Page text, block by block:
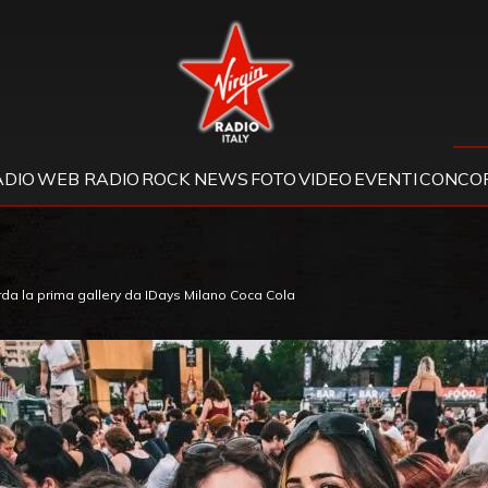
Virgin Radio
WEB RADIO ROCK NEWS FOTOVIDEO EVENTI
la prima gallery da IDays Milano Coca Cola